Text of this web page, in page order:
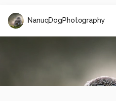
NanuqDogPhotography